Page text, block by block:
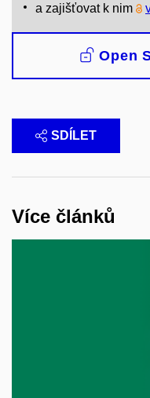
a zajišťovat k nim
Open
SDÍLET
Více článků